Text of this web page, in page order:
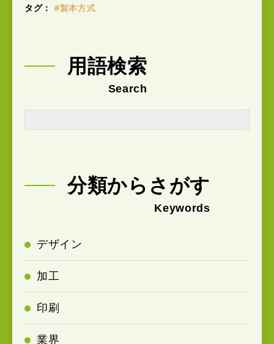
タグ： #製本方式
用語検索
Search
分類からさがす
Keywords
デザイン
加工
印刷
業界